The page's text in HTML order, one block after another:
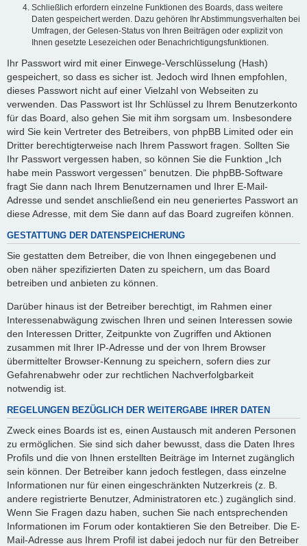
Schließlich erfordern einzelne Funktionen des Boards, dass weitere
Daten gespeichert werden. Dazu gehören Ihr Abstimmungsverhalten bei
Umfragen, der Gelesen-Status von Ihren Beiträgen oder explizit von
Ihnen gesetzte Lesezeichen oder Benachrichtigungsfunktionen.
Ihr Passwort wird mit einer Einwege-Verschlüsselung (Hash)
gespeichert, so dass es sicher ist. Jedoch wird Ihnen empfohlen,
dieses Passwort nicht auf einer Vielzahl von Webseiten zu
verwenden. Das Passwort ist Ihr Schlüssel zu Ihrem Benutzerkonto
für das Board, also gehen Sie mit ihm sorgsam um. Insbesondere
wird Sie kein Vertreter des Betreibers, von phpBB Limited oder ein
Dritter berechtigterweise nach Ihrem Passwort fragen. Sollten Sie
Ihr Passwort vergessen haben, so können Sie die Funktion „Ich
habe mein Passwort vergessen“ benutzen. Die phpBB-Software
fragt Sie dann nach Ihrem Benutzernamen und Ihrer E-Mail-
Adresse und sendet anschließend ein neu generiertes Passwort an
diese Adresse, mit dem Sie dann auf das Board zugreifen können.
GESTATTUNG DER DATENSPEICHERUNG
Sie gestatten dem Betreiber, die von Ihnen eingegebenen und
oben näher spezifizierten Daten zu speichern, um das Board
betreiben und anbieten zu können.
Darüber hinaus ist der Betreiber berechtigt, im Rahmen einer
Interessenabwägung zwischen Ihren und seinen Interessen sowie
den Interessen Dritter, Zeitpunkte von Zugriffen und Aktionen
zusammen mit Ihrer IP-Adresse und der von Ihrem Browser
übermittelter Browser-Kennung zu speichern, sofern dies zur
Gefahrenabwehr oder zur rechtlichen Nachverfolgbarkeit
notwendig ist.
REGELUNGEN BEZÜGLICH DER WEITERGABE IHRER DATEN
Zweck eines Boards ist es, einen Austausch mit anderen Personen
zu ermöglichen. Sie sind sich daher bewusst, dass die Daten Ihres
Profils und die von Ihnen erstellten Beiträge im Internet zugänglich
sein können. Der Betreiber kann jedoch festlegen, dass einzelne
Informationen nur für einen eingeschränkten Nutzerkreis (z. B.
andere registrierte Benutzer, Administratoren etc.) zugänglich sind.
Wenn Sie Fragen dazu haben, suchen Sie nach entsprechenden
Informationen im Forum oder kontaktieren Sie den Betreiber. Die E-
Mail-Adresse aus Ihrem Profil ist dabei jedoch nur für den Betreiber